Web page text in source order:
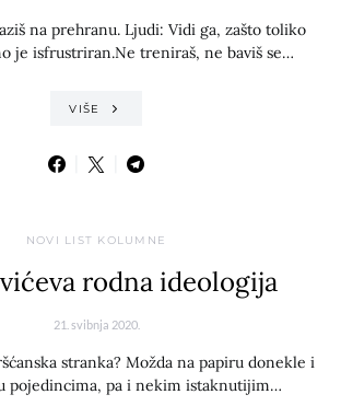
na prehranu. Ljudi: Vidi ga, zašto toliko
je isfrustriran.Ne treniraš, ne baviš se…
VIŠE
NOVI LIST KOLUMNE
rodna ideologija
21. svibnja 2020.
stranka? Možda na papiru donekle i
pojedincima, pa i nekim istaknutijim…